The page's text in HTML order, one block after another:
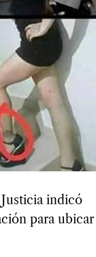
indicó
para ubicar